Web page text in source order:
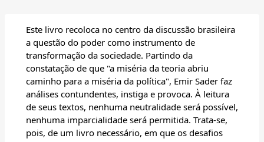
Este livro recoloca no centro da discussão brasileira
a questão do poder como instrumento de
transformação da sociedade. Partindo da
constatação de que "a miséria da teoria abriu
caminho para a miséria da política", Emir Sader faz
análises contundentes, instiga e provoca. À leitura
de seus textos, nenhuma neutralidade será possível,
nenhuma imparcialidade será permitida. Trata-se,
pois, de um livro necessário, em que os desafios